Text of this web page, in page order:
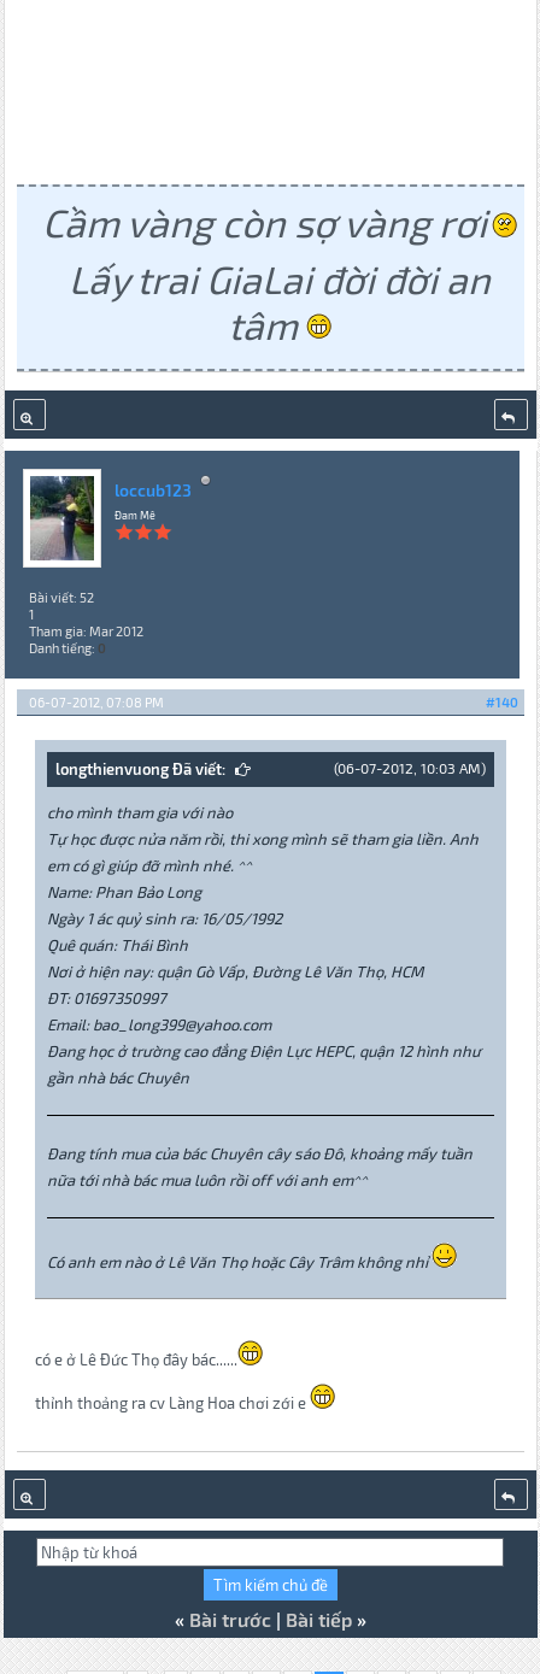
Cầm vàng còn sợ vàng rơi
Lấy trai GiaLai đời đời an
tâm
loccub123
Đam Mê
Bài viết: 52
1
Tham gia: Mar 2012
Danh tiếng: 0
#140
06-07-2012, 07:08 PM
(06-07-2012, 10:03 AM)
longthienvuong Đã viết:
cho mình tham gia với nào
Tự học được nửa năm rồi, thi xong mình sẽ tham gia liền. Anh
em có gì giúp đỡ mình nhé. ^^
Name: Phan Bảo Long
Ngày 1 ác quỷ sinh ra: 16/05/1992
Quê quán: Thái Bình
Nơi ở hiện nay: quận Gò Vấp, Đường Lê Văn Thọ, HCM
ĐT: 01697350997
Email: bao_long399@yahoo.com
Đang học ở trường cao đẳng Điện Lực HEPC, quận 12 hình như
gần nhà bác Chuyên
Đang tính mua của bác Chuyên cây sáo Đô, khoảng mấy tuần
nữa tới nhà bác mua luôn rồi off với anh em^^
Có anh em nào ở Lê Văn Thọ hoặc Cây Trâm không nhỉ
có e ở Lê Đức Thọ đây bác......
thỉnh thoảng ra cv Làng Hoa chơi zới e
« Bài trước| Bài tiếp»